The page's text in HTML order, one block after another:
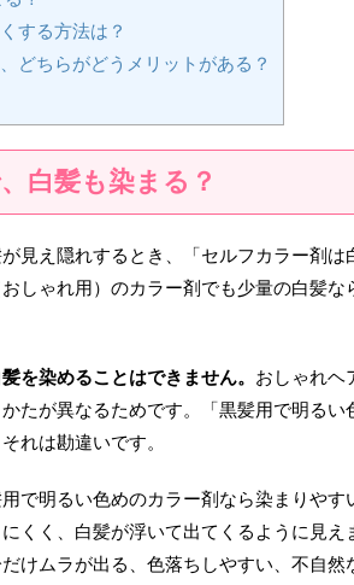
する方法は？
どちらがどうメリットがある？
白髪も染まる？
見え隠れするとき、「セルフカラー剤は
しゃれ用）のカラー剤でも少量の白髪な
を染めることはできません。 おしゃれヘ
たが異なるためです。「黒髪用で明るい
れは勘違いです。
で明るい色めのカラー剤なら染まりやす
くく、白髪が浮いて出てくるように見え
けムラが出る、色落ちしやすい、不自然